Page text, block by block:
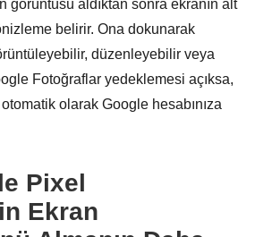
görüntüsü aldıktan sonra ekranın alt
belirir. Ona dokunarak
düzenleyebilir veya
Fotoğraflar yedeklemesi açıksa,
olarak Google hesabınıza
Pixel
Ekran